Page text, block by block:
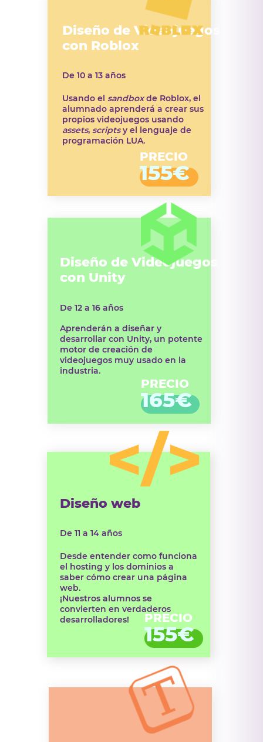
De 10 a 13 años
Usando el sandboxde Roblox, el
alumnado aprenderá a crear sus
propios videojuegos usando
assets, scriptsy el lenguaje de
programación LUA.
Diseño de Videojuegos
con Roblox
PRECIO
155€
De 12 a 16 años
Aprenderán a diseñar y
desarrollar con Unity, un potente
motor de creación de
videojuegos muy usado en la
industria.
Diseño de Videojuegos
con Unity
PRECIO
165€
De 11 a 14 años
Diseño web
Desde entender como funciona
el hosting y los dominios a
saber cómo crear una página
web.
¡Nuestros alumnos se
convierten en verdaderos
desarrolladores!
PRECIO
155€